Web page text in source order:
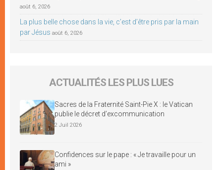
août 6, 2026
La plus belle chose dans la vie, c’est d’être pris par la main
par Jésus août 6, 2026
ACTUALITÉS LES PLUS LUES
Sacres de la Fraternité Saint-Pie X : le Vatican
publie le décret d’excommunication
2 Juil 2026
Confidences sur le pape : « Je travaille pour un
ami »